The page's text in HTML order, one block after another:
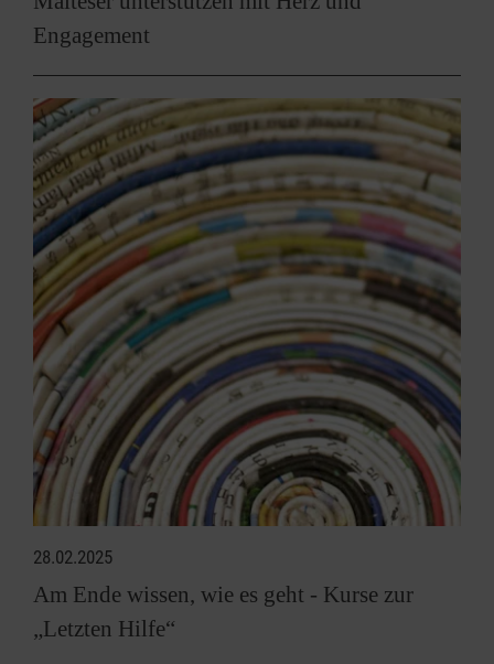
Engagement
28.02.2025
Am Ende wissen, wie es geht - Kurse zur
„Letzten Hilfe“